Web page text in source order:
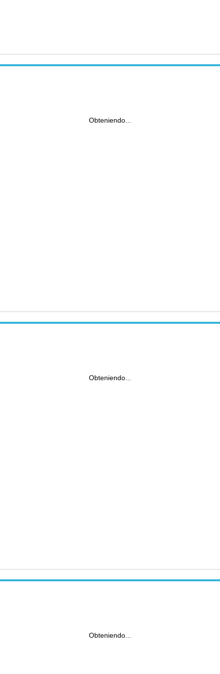
Obteniendo...
Obteniendo...
Obteniendo...